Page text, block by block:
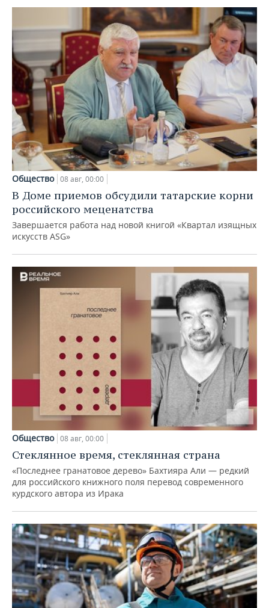
Общество 08 авг, 00:00
В Доме приемов обсудили татарские корни
российского меценатства
Завершается работа над новой книгой «Квартал изящных
искусств ASG»
Общество 08 авг, 00:00
Стеклянное время, стеклянная страна
«Последнее гранатовое дерево» Бахтияра Али — редкий
для российского книжного поля перевод современного
курдского автора из Ирака